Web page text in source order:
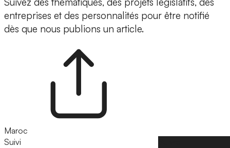
entreprises et des personnalités pour être notifié
dès que nous publions un article.
Maroc
Suivi